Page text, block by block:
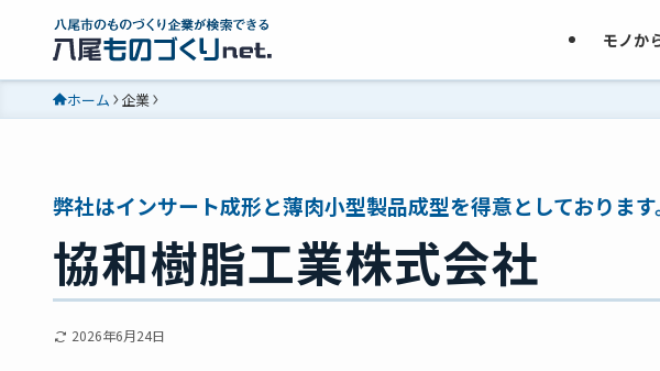
モノか
ホーム 企業
弊社はインサート成形と薄肉小型製品成型を得意としております
協和樹脂工業株式会社
2026年6月24日